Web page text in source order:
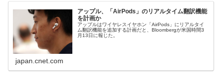
アップル、「AirPods」のリアルタイム翻訳機能
を計画か
アップルはワイヤレスイヤホン「AirPods」にリアルタイ
ム翻訳機能を追加する計画だと、Bloombergが米国時間3
月13日に報じた。
japan.cnet.com